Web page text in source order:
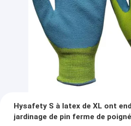
Hysafety S à latex de XL ont
jardinage de pin ferme de